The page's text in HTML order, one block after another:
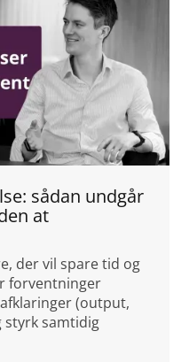
sådan undgår
at
der vil spare tid og
forventninger
(output,
styrk samtidig